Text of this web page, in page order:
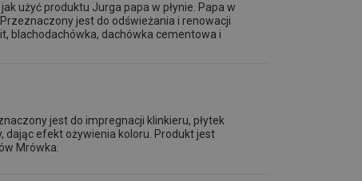
użyć produktu Jurga papa w płynie. Papa w
jest do odświeżania i renowacji
blachodachówka, dachówka cementowa i
jest do impregnacji klinkieru, płytek
dając efekt ożywienia koloru. Produkt jest
Mrówka.